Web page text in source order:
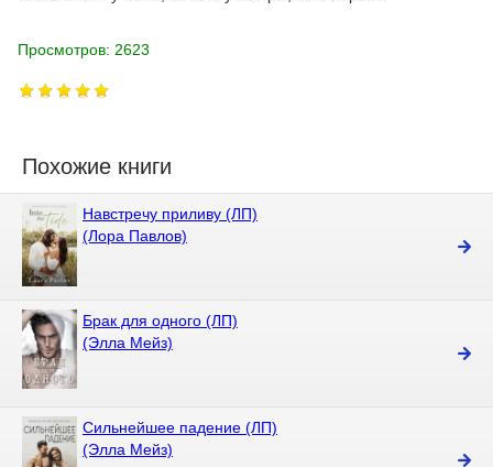
Просмотров: 2623
Похожие книги
Навстречу приливу (ЛП)
(Лора Павлов)
Брак для одного (ЛП)
(Элла Мейз)
Сильнейшее падение (ЛП)
(Элла Мейз)